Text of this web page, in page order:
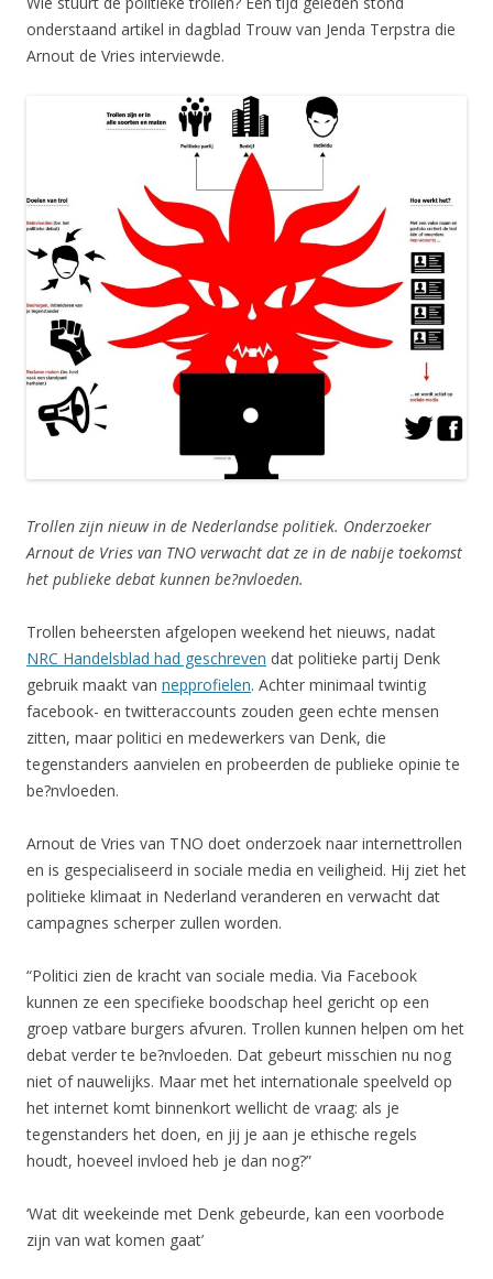
onderstaand artikel in dagblad Trouw van Jenda Terpstra die
Arnout de Vries interviewde.
Trollen zijn nieuw in de Nederlandse politiek. Onderzoeker
Arnout de Vries van TNO verwacht dat ze in de nabije toekomst
het publieke debat kunnen be?nvloeden.
Trollen beheersten afgelopen weekend het nieuws, nadat
NRC Handelsblad had geschreven dat politieke partij Denk
gebruik maakt van nepprofielen. Achter minimaal twintig
facebook- en twitteraccounts zouden geen echte mensen
zitten, maar politici en medewerkers van Denk, die
tegenstanders aanvielen en probeerden de publieke opinie te
be?nvloeden.
Arnout de Vries van TNO doet onderzoek naar internettrollen
en is gespecialiseerd in sociale media en veiligheid. Hij ziet het
politieke klimaat in Nederland veranderen en verwacht dat
campagnes scherper zullen worden.
“Politici zien de kracht van sociale media. Via Facebook
kunnen ze een specifieke boodschap heel gericht op een
groep vatbare burgers afvuren. Trollen kunnen helpen om het
debat verder te be?nvloeden. Dat gebeurt misschien nu nog
niet of nauwelijks. Maar met het internationale speelveld op
het internet komt binnenkort wellicht de vraag: als je
tegenstanders het doen, en jij je aan je ethische regels
houdt, hoeveel invloed heb je dan nog?”
‘Wat dit weekeinde met Denk gebeurde, kan een voorbode
zijn van wat komen gaat’